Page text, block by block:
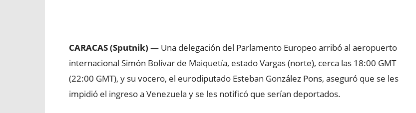
CARACAS (Sputnik) — Una delegación del Parlamento Europeo arribó al aeropuerto
internacional Simón Bolívar de Maiquetía, estado Vargas (norte), cerca las 18:00 GMT
(22:00 GMT), y su vocero, el eurodiputado Esteban González Pons, aseguró que se les
impidió el ingreso a Venezuela y se les notificó que serían deportados.